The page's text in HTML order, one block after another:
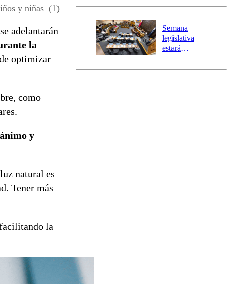
y niñas (1)
adelantarán
la
optimizar
como
y
natural es
Tener más
la
activa Alerta
Preventiva en
tres comunas
Semana
legislativa
estará
el fin de la